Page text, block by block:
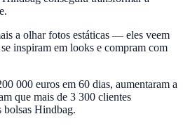
a olhar fotos estáticas — eles veem
inspiram em looks e compram com
000 euros em 60 dias, aumentaram a
que mais de 3 300 clientes
bolsas Hindbag.